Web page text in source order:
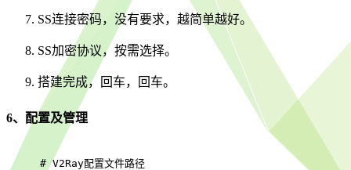
SS连接密码，没有要求，越简单越好。
SS加密协议，按需选择。
搭建完成，回车，回车。
6、配置及管理
# V2Ray配置文件路径